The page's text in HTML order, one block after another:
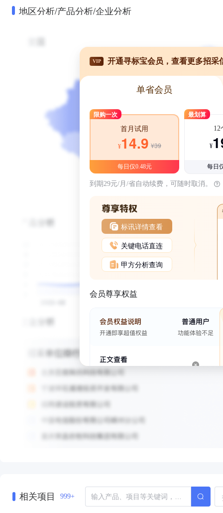
地区分析/产品分析/企业分析
VIP 开通寻标宝会员，查看更多招采
单省会员
限购一次
首月试用
¥14.9 ¥39
每日仅0.48元
最划算
12
¥
每日
到期29元/月/省自动续费，可随时取消。
标讯详情查看
关键电话直连
甲方分析查询
会员尊享权益
相关项目 999+